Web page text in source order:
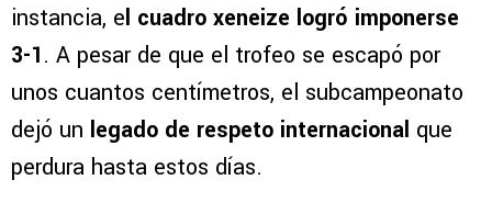
instancia, el cuadro xeneize logró imponerse
3-1. A pesar de que el trofeo se escapó por
unos cuantos centímetros, el subcampeonato
dejó un legado de respeto internacional que
perdura hasta estos días.